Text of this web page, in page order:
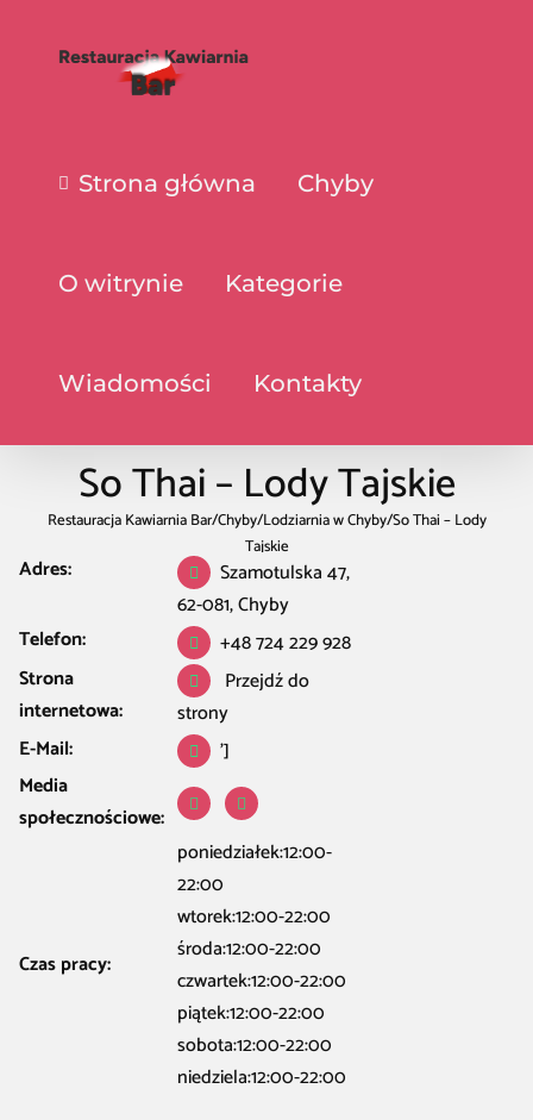
Strona główna Chyby
O witrynie Kategorie
Wiadomości Kontakty
So Thai – Lody Tajskie
Restauracja Kawiarnia Bar/Chyby/Lodziarnia w Chyby/So Thai – Lody
Tajskie
Adres:
Szamotulska 47,
62-081, Chyby
Telefon:
+48 724 229 928
Strona
internetowa:
Przejdź do
strony
E-Mail:
']
Media
społecznościowe:
Czas pracy:
poniedziałek:12:00-
22:00
wtorek:12:00-22:00
środa:12:00-22:00
czwartek:12:00-22:00
piątek:12:00-22:00
sobota:12:00-22:00
niedziela:12:00-22:00